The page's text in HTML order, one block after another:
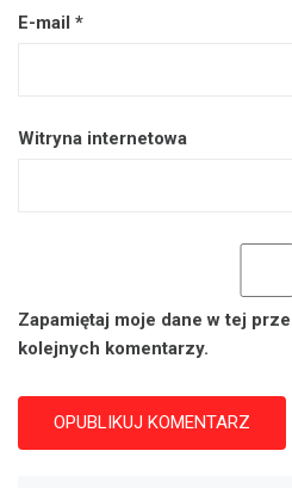
E-mail *
Witryna internetowa
Zapamiętaj moje dane w tej
kolejnych komentarzy.